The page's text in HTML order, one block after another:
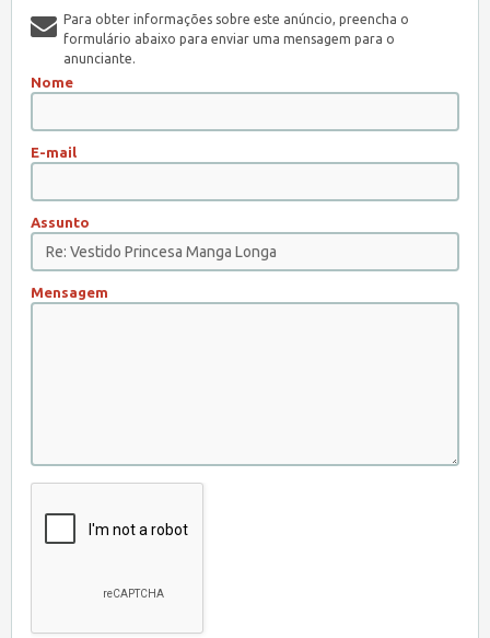
Para obter informações sobre este anúncio, preencha o
formulário abaixo para enviar uma mensagem para o
anunciante.
Nome
E-mail
Assunto
Mensagem